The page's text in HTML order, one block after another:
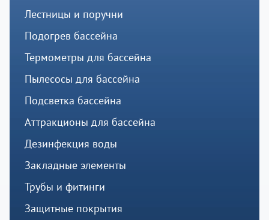
Лестницы и поручни
Подогрев бассейна
Термометры для бассейна
Пылесосы для бассейна
Подсветка бассейна
Аттракционы для бассейна
Дезинфекция воды
Закладные элементы
Трубы и фитинги
Защитные покрытия